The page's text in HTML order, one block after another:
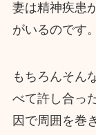
妻は精神疾患
がいるのです。
もちろんそん
べて許し合っ
因で周囲を巻